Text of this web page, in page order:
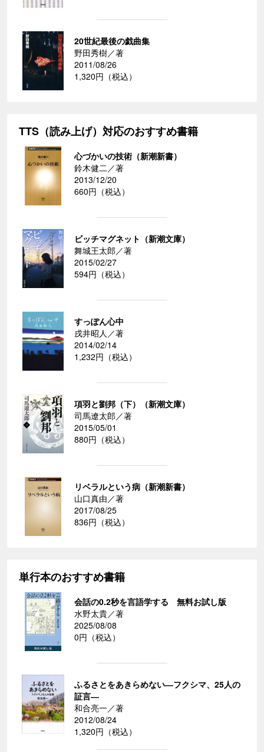
20世紀最後の戯曲集
野田秀樹／著
2011/08/26
1,320円（税込）
TTS（読み上げ）対応のおすすめ書籍
心づかいの技術（新潮新書）
鈴木健二／著
2013/12/20
660円（税込）
ビッチマグネット（新潮文庫）
舞城王太郎／著
2015/02/27
594円（税込）
すっぽん心中
戌井昭人／著
2014/02/14
1,232円（税込）
項羽と劉邦（下）（新潮文庫）
司馬遼太郎／著
2015/05/01
880円（税込）
リベラルという病（新潮新書）
山口真由／著
2017/08/25
836円（税込）
単行本のおすすめ書籍
会話の0.2秒を言語学する 無料お試し版
水野太貴／著
2025/08/08
0円（税込）
ふるさとをあきらめない―フクシマ、25人の
証言―
和合亮一／著
2012/08/24
1,320円（税込）